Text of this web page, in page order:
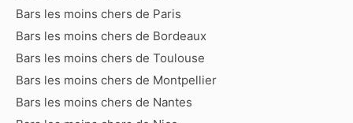
Bars les moins chers de Paris
Bars les moins chers de Bordeaux
Bars les moins chers de Toulouse
Bars les moins chers de Montpellier
Bars les moins chers de Nantes